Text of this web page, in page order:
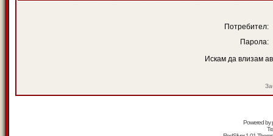
Потребител:
Парола:
Искам да влизам
Powered by